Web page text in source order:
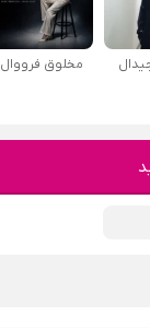
مخلوق فرووال